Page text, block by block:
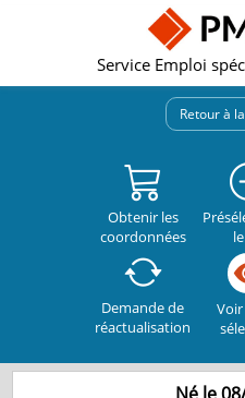
Service Emploi
Retour à
Obtenir les
coordonnées
Demande de
réactualisation